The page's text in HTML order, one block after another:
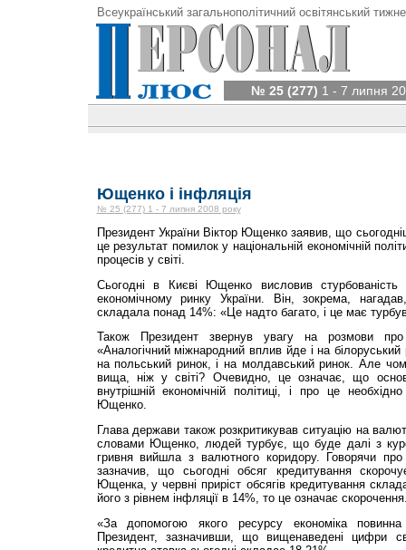
Всеукраїнський загальнополітичний освітянський
№ 25 (277) 1 - 7 липня
Ющенко і інфляція
№ 25 (277) 1 - 7 липня 2008 року
Президент України Віктор Ющенко заявив, що
це результат помилок у національній економічній
процесів у світі.
Сьогодні в Києві Ющенко висловив
економічному ринку України. Він, зокрема,
складала понад 14%: «Це надто багато, і це має
Також Президент звернув увагу на розмови про
«Аналогічний міжнародний вплив йде і на білоруський
на польський ринок, і на молдавський ринок. Але
вища, ніж у світі? Очевидно, це означає, що
внутрішній економічній політиці, і про це
Ющенко.
Глава держави також розкритикував ситуацію на
словами Ющенко, людей турбує, що буде далі з
гривня вийшла з валютного коридору. Говорячи
зазначив, що сьогодні обсяг кредитування
Ющенка, у червні приріст обсягів кредитування
його з рівнем інфляції в 14%, то це означає
«За допомогою якого ресурсу економіка
Президент, зазначивши, що вищенаведені цифри